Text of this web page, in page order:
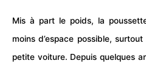
Mis à part le poids, la
moins d’espace possible,
petite voiture. Depuis quelques